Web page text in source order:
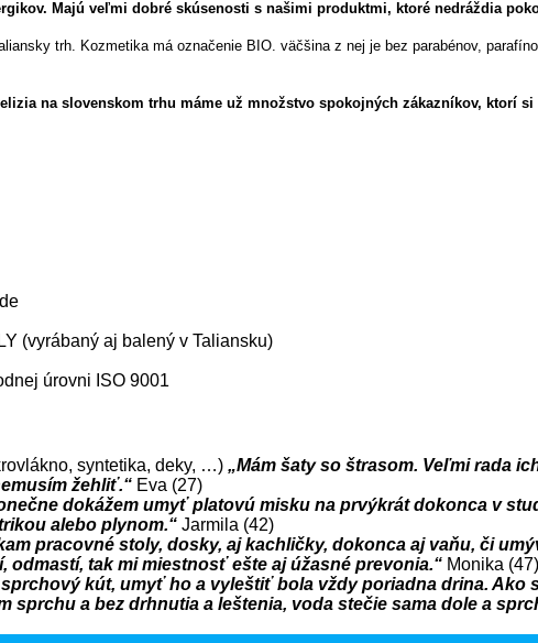
Majú veľmi dobré skúsenosti s našimi produktmi, ktoré nedráždia
trh. Kozmetika má označenie BIO. väčšina z nej je bez parabénov,
na slovenskom trhu máme už množstvo spokojných zákazníkov, ktorí
(vyrábaný aj balený v Taliansku)
úrovni ISO 9001
syntetika, deky, …) „Mám šaty so štrasom. Veľmi rada
žehliť.“ Eva (27)
dokážem umyť platovú misku na prvýkrát dokonca v
alebo plynom.“ Jarmila (42)
pracovné stoly, dosky, aj kachličky, dokonca aj vaňu, či
tak mi miestnosť ešte aj úžasné prevonia.“ Monika (47)
kút, umyť ho a vyleštiť bola vždy poriadna drina.
sprchu a bez drhnutia a leštenia, voda stečie sama dole a